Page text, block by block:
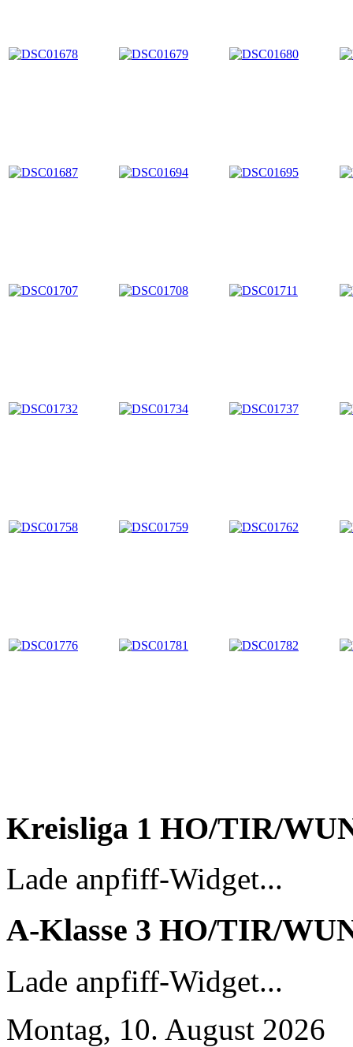
Kreisliga 1 HO/TIR/
Lade anpfiff-Widget...
A-Klasse 3 HO/TIR/
Lade anpfiff-Widget...
Montag, 10. August 2026